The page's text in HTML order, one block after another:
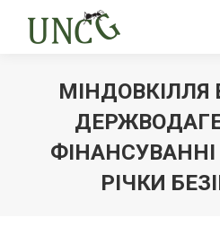
МІНДОВКІЛЛЯ
РІЧКИ